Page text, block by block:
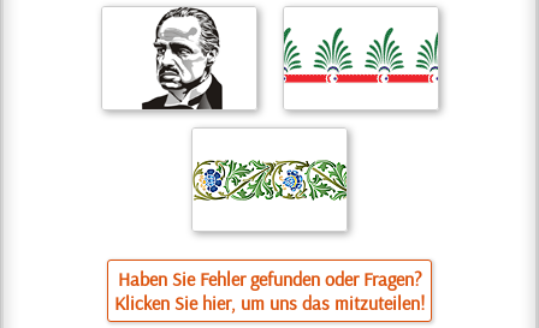
Haben Sie Fehler gefunden oder Fragen?
Klicken Sie hier, um uns das mitzuteilen!